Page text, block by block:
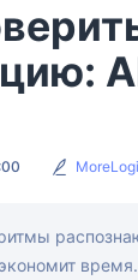
время.